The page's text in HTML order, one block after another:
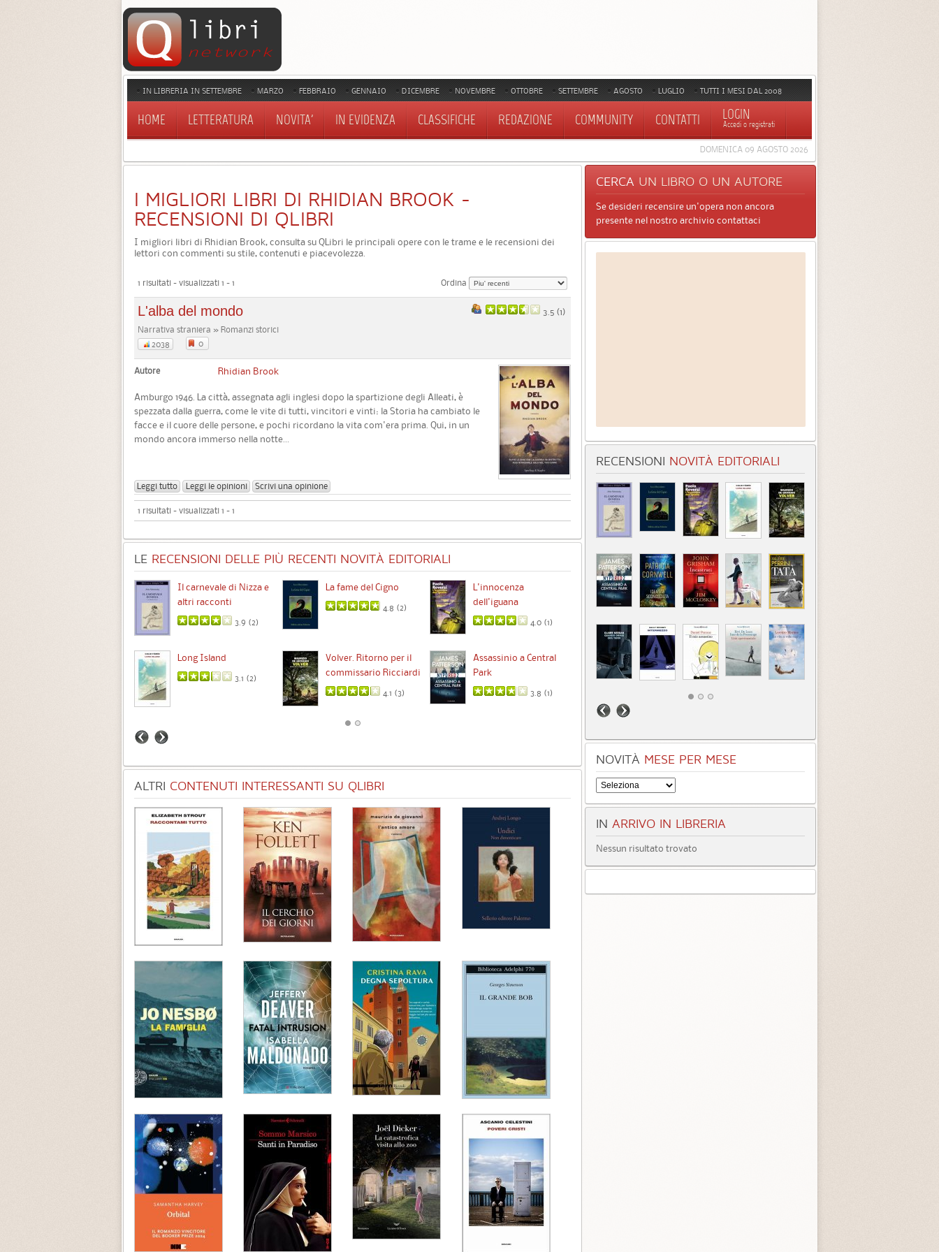
IN LIBRERIA IN SETTEMBRE MARZO FEBBRAIO GENNAIO DICEMBRE NOVEMBRE OTTOBRE SETTEMBRE AGOSTO LUGLIO TUTTI I MESI DAL 2008
HOME LETTERATURA NOVITA' IN EVIDENZA CLASSIFICHE REDAZIONE COMMUNITY CONTATTI LOGIN
Accedi o registrati
DOMENICA 09 AGOSTO 2026
I MIGLIORI LIBRI DI RHIDIAN BROOK -
RECENSIONI DI QLIBRI
I migliori libri di Rhidian Brook, consulta su QLibri le principali opere con le trame e le recensioni dei
lettori con commenti su stile, contenuti e piacevolezza.
1 risultati - visualizzati 1 - 1 Ordina
3.5 (1)
L'alba del mondo
Narrativa straniera » Romanzi storici
2038
0
Autore Rhidian Brook
Amburgo 1946. La città, assegnata agli inglesi dopo la spartizione degli Alleati, è
spezzata dalla guerra, come le vite di tutti, vincitori e vinti: la Storia ha cambiato le
facce e il cuore delle persone, e pochi ricordano la vita com'era prima. Qui, in un
mondo ancora immerso nella notte...
Leggi tutto Leggi le opinioni Scrivi una opinione
1 risultati - visualizzati 1 - 1
LE RECENSIONI DELLE PIÙ RECENTI NOVITÀ EDITORIALI
Il carnevale di Nizza e
altri racconti
3.9 (2)
La fame del Cigno
4.8 (2)
L'innocenza
dell'iguana
4.0 (1)
Long Island
3.1 (2)
Volver. Ritorno per il
commissario Ricciardi
4.1 (3)
Assassinio a Central
Park
3.8 (1)
Identità sconosciuta
3.3 (1)
Incastrati
Tatà
3.3 (4)
Quando ormai era
tardi
ALTRI CONTENUTI INTERESSANTI SU QLIBRI
CERCA UN LIBRO O UN AUTORE
Se desideri recensire un'opera non ancora
presente nel nostro archivio contattaci
RECENSIONI NOVITÀ EDITORIALI
NOVITÀ MESE PER MESE
IN ARRIVO IN LIBRERIA
Nessun risultato trovato